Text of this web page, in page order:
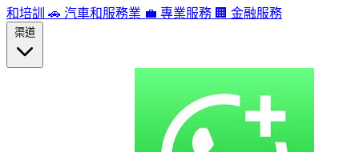
和培訓 🚗 汽車和服務業 💼 專業服務 🏢 金融服務